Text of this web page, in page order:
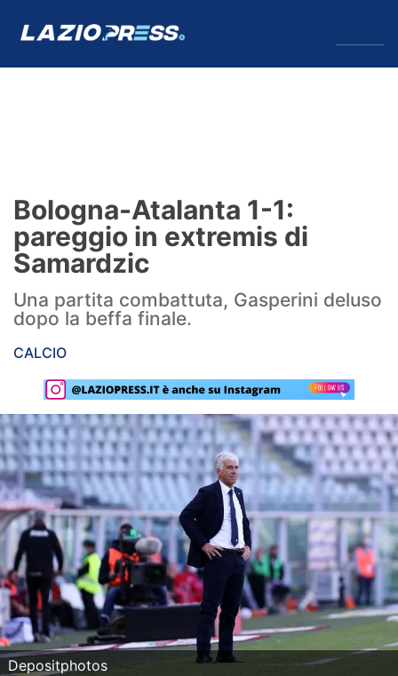
Formello
Infortuni
Primavera
Calciomercato
Lazio Women
Rassegna Lazio
Social
Calcio
Serie A
Champions League
Europa League
Altri Sport
Bologna-Atalanta 1-1:
pareggio in extremis di
Samardzic
Una partita combattuta, Gasperini deluso
dopo la beffa finale.
CALCIO
Depositphotos